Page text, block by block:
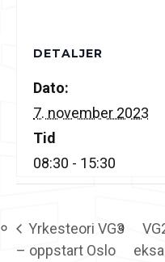
DETALJER
Dato:
7. november 2023
Tid
08:30 - 15:30
Yrkesteori VG3
– oppstart Oslo